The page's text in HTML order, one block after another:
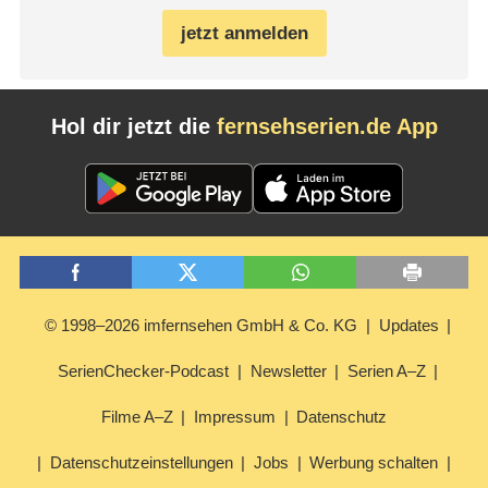
jetzt anmelden
Hol dir jetzt die fernsehserien.de App
© 1998–2026 imfernsehen GmbH & Co. KG Updates
SerienChecker-Podcast Newsletter Serien A–Z
Filme A–Z Impressum Datenschutz
Datenschutzeinstellungen Jobs Werbung schalten